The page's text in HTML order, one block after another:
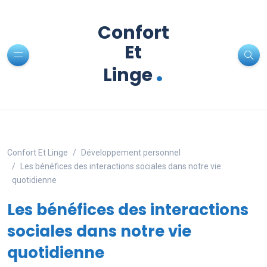
Confort
Et
Linge.
Confort Et Linge
Développement personnel
Les bénéfices des interactions sociales dans notre vie
quotidienne
Les bénéfices des interactions
sociales dans notre vie
quotidienne